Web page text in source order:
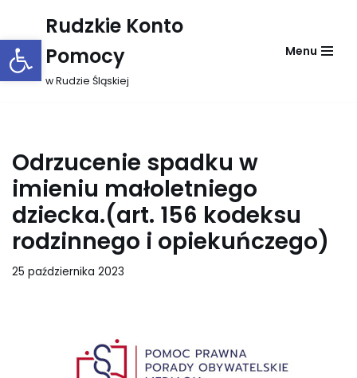
Otwórz pasek narzędzi
Przejdź
do
treści
Rudzkie Konto
Pomocy
w Rudzie Śląskiej
Menu
Odrzucenie spadku w
imieniu małoletniego
dziecka.(art. 156 kodeksu
rodzinnego i opiekuńczego)
25 października 2023